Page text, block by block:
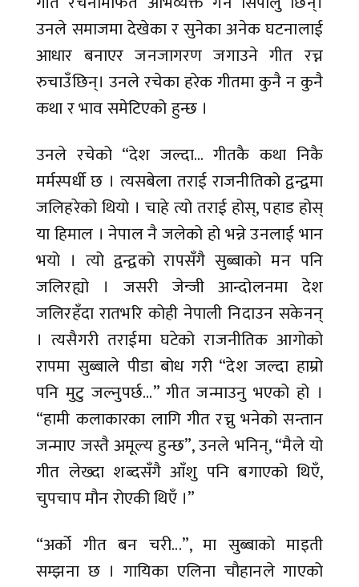
उनले समाजमा देखेका र सुनेका अनेक घटनालाई
आधार बनाएर जनजागरण जगाउने गीत रच्न
रुचाउँछिन्। उनले रचेका हरेक गीतमा कुनै न कुनै
कथा र भाव समेटिएको हुन्छ ।
उनले रचेको “देश जल्दा... गीतकै कथा निकै
मर्मस्पर्धी छ । त्यसबेला तराई राजनीतिको द्वन्द्वमा
जलिहरेको थियो । चाहे त्यो तराई होस्, पहाड होस्
या हिमाल । नेपाल नै जलेको हो भन्ने उनलाई भान
भयो । त्यो द्वन्द्वको रापसँगै सुब्बाको मन पनि
जलिरह्यो । जसरी जेन्जी आन्दोलनमा देश
जलिरहँदा रातभरि कोही नेपाली निदाउन सकेनन्
। त्यसैगरी तराईमा घटेको राजनीतिक आगोको
रापमा सुब्बाले पीडा बोध गरी “देश जल्दा हाम्रो
पनि मुटु जल्नुपर्छ...” गीत जन्माउनु भएको हो ।
“हामी कलाकारका लागि गीत रच्नु भनेको सन्तान
जन्माए जस्तै अमूल्य हुन्छ”, उनले भनिन्, “मैले यो
गीत लेख्दा शब्दसँगै आँशु पनि बगाएको थिएँ,
चुपचाप मौन रोएकी थिएँ ।”
“अर्को गीत बन चरी...”, मा सुब्बाको माइती
सम्झना छ । गायिका एलिना चौहानले गाएको